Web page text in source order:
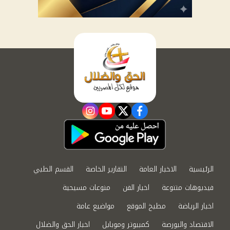
facebook
twitter
youtube
instagram
الرئيسية الاخبار العامة التقارير الخاصة
القسم الطبي
فيديوهات متنوعة
اخبار الفن
منوعات مسيحية
اخبار الرياضة
مطبخ الموقع
مواضيع عامة
الاقتصاد والبورصة
كمبيوتر وموبايل اخبار الحق والضلال